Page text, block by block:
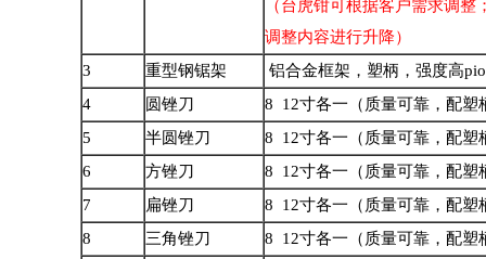
（台虎钳可根据客户需求调
调整内容进行升降）
3
重型钢锯架 铝合金框架，塑柄，强度高
4
圆锉刀 8 12寸各一（质量可靠，配塑
5
半圆锉刀 8 12寸各一（质量可靠，配塑
6
方锉刀 8 12寸各一（质量可靠，配塑
7
扁锉刀 8 12寸各一（质量可靠，配塑
8
三角锉刀 8 12寸各一（质量可靠，配塑